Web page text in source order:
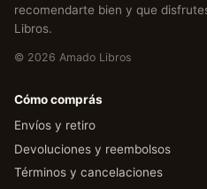
recomendarte bien y que
Libros.
© 2026 Amado Libros
Cómo comprás
Envíos y retiro
Devoluciones y reembolsos
Términos y cancelaciones